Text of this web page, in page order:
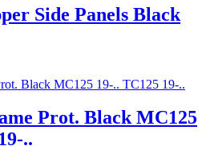
Side Panels Black
Prot. Black MC125
..